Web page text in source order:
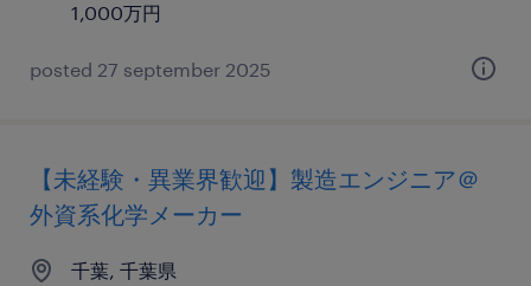
1,000万円
posted 27 september 2025
【未経験・異業界歓迎】製造エンジニア＠
外資系化学メーカー
千葉, 千葉県